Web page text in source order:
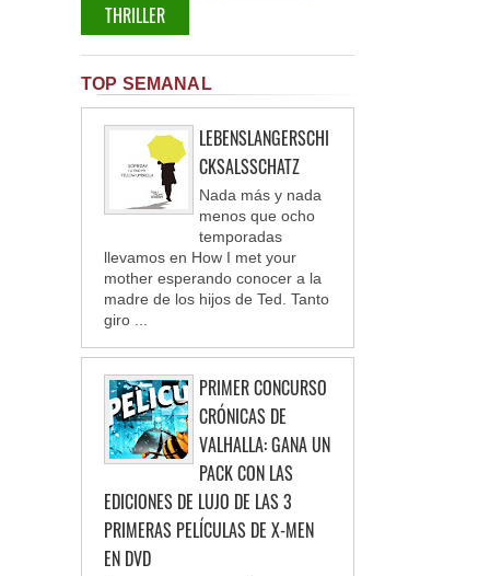
THRILLER
TOP SEMANAL
LEBENSLANGERSCHI
CKSALSSCHATZ
Nada más y nada
menos que ocho
temporadas
llevamos en How I met your
mother esperando conocer a la
madre de los hijos de Ted. Tanto
giro ...
PRIMER CONCURSO
CRÓNICAS DE
VALHALLA: GANA UN
PACK CON LAS
EDICIONES DE LUJO DE LAS 3
PRIMERAS PELÍCULAS DE X-MEN
EN DVD